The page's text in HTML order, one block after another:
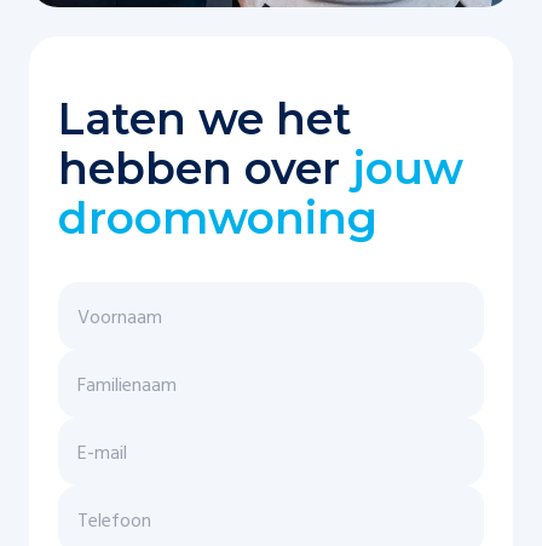
Laten we het
hebben over jouw
droomwoning